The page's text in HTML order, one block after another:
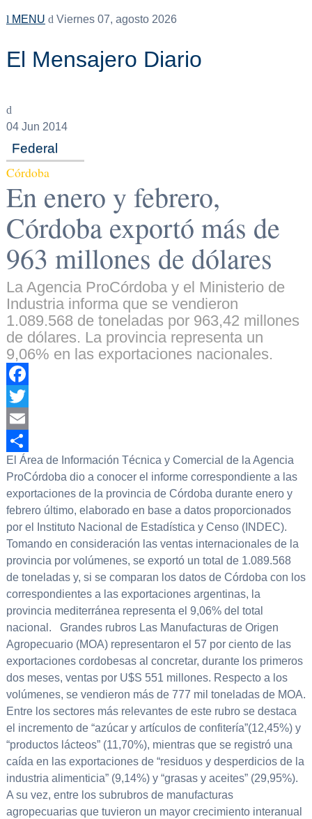
MENU Viernes 07, agosto 2026
El Mensajero Diario
04Jun 2014
Federal
Córdoba
En enero y febrero,
Córdoba exportó más de
963 millones de dólares
La Agencia ProCórdoba y el Ministerio de
Industria informa que se vendieron
1.089.568 de toneladas por 963,42 millones
de dólares. La provincia representa un
9,06% en las exportaciones nacionales.
Facebook
Twitter
Email
Compartir
El Área de Información Técnica y Comercial de la Agencia
ProCórdoba dio a conocer el informe correspondiente a las
exportaciones de la provincia de Córdoba durante enero y
febrero último, elaborado en base a datos proporcionados
por el Instituto Nacional de Estadística y Censo (INDEC).
Tomando en consideración las ventas internacionales de la
provincia por volúmenes, se exportó un total de 1.089.568
de toneladas y, si se comparan los datos de Córdoba con los
correspondientes a las exportaciones argentinas, la
provincia mediterránea representa el 9,06% del total
nacional. Grandes rubros Las Manufacturas de Origen
Agropecuario (MOA) representaron el 57 por ciento de las
exportaciones cordobesas al concretar, durante los primeros
dos meses, ventas por U$S 551 millones. Respecto a los
volúmenes, se vendieron más de 777 mil toneladas de MOA.
Entre los sectores más relevantes de este rubro se destaca
el incremento de “azúcar y artículos de confitería”(12,45%) y
“productos lácteos” (11,70%), mientras que se registró una
caída en las exportaciones de “residuos y desperdicios de la
industria alimenticia” (9,14%) y “grasas y aceites” (29,95%).
A su vez, entre los subrubros de manufacturas
agropecuarias que tuvieron un mayor crecimiento interanual